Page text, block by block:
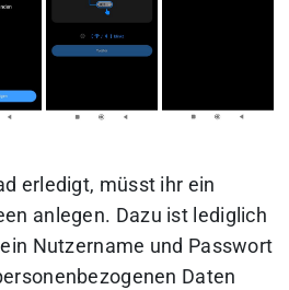
erledigt, müsst ihr ein
anlegen. Dazu ist lediglich
Nutzername und Passwort
Daten